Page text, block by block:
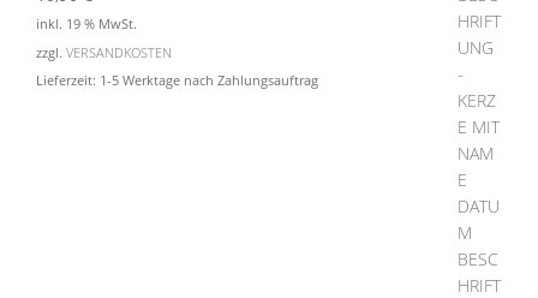
inkl. 19 % MwSt.
zzgl. VERSANDKOSTEN
Lieferzeit: 1-5 Werktage nach Zahlungsauftrag